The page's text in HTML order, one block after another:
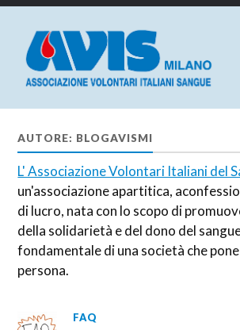
AUTORE: BLOGAVISMI
L' Associazione Volontari Italiani del
un'associazione apartitica,
di lucro, nata con lo scopo di
della solidarietà e del dono del
fondamentale di una società che
persona.
FAQ